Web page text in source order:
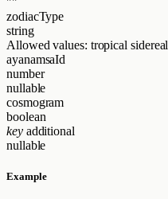
zodiacType
string
Allowed values: tropicalsidereal
ayanamsaId
number
nullable
cosmogram
boolean
key additional
nullable
Example